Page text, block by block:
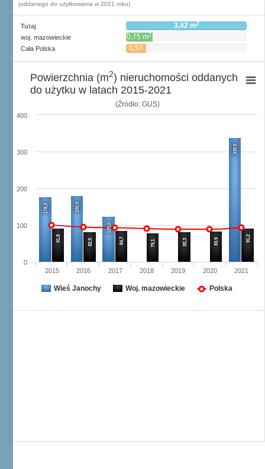
(oddanego do użytkowania w 2021 roku)
Tutaj 3,42 m2
woj. mazowieckie 0,75 m2
Cała Polska
0,57
(Źródło: GUS)
178,0
180,0
125,0
339,0
91,8 82,5 84,7 79,1 82,3 83,9 91,2
2015 2016 2017 2018 2019 2020 2021
0
100
200
300
400
Powierzchnia (m2) nieruchomości oddanych
do użytku w latach 2015-2021
Wieś Janochy Woj. mazowieckie Polska